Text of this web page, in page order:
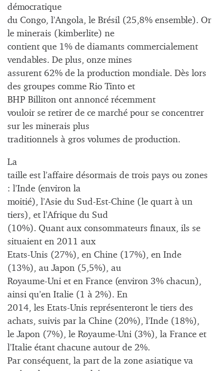
démocratique
du Congo, l’Angola, le Brésil (25,8% ensemble). Or
le minerais (kimberlite) ne
contient que 1% de diamants commercialement
vendables. De plus, onze mines
assurent 62% de la production mondiale. Dès lors
des groupes comme Rio Tinto et
BHP Billiton ont annoncé récemment
vouloir se retirer de ce marché pour se concentrer
sur les minerais plus
traditionnels à gros volumes de production.
La
taille est l’affaire désormais de trois pays ou zones
: l’Inde (environ la
moitié), l’Asie du Sud-Est-Chine (le quart à un
tiers), et l’Afrique du Sud
(10%). Quant aux consommateurs finaux, ils se
situaient en 2011 aux
Etats-Unis (27%), en Chine (17%), en Inde
(13%), au Japon (5,5%), au
Royaume-Uni et en France (environ 3% chacun),
ainsi qu’en Italie (1 à 2%). En
2014, les Etats-Unis représenteront le tiers des
achats, suivis par la Chine (20%), l’Inde (18%),
le Japon (7%), le Royaume-Uni (3%), la France et
l’Italie étant chacune autour de 2%.
Par conséquent, la part de la zone asiatique va